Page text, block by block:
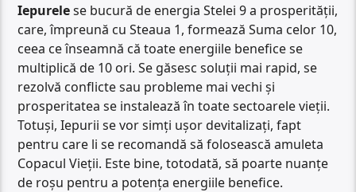
Iepurelese bucură de energia Stelei 9 a prosperității,
care, împreună cu Steaua 1, formează Suma celor 10,
ceea ce înseamnă că toate energiile benefice se
multiplică de 10 ori. Se găsesc soluții mai rapid, se
rezolvă conflicte sau probleme mai vechi și
prosperitatea se instalează în toate sectoarele vieții.
Totuși, Iepurii se vor simți ușor devitalizați, fapt
pentru care li se recomandă să folosească amuleta
Copacul Vieții. Este bine, totodată, să poarte nuanțe
de roșu pentru a potența energiile benefice.